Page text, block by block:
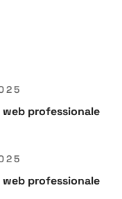
professionale
professionale